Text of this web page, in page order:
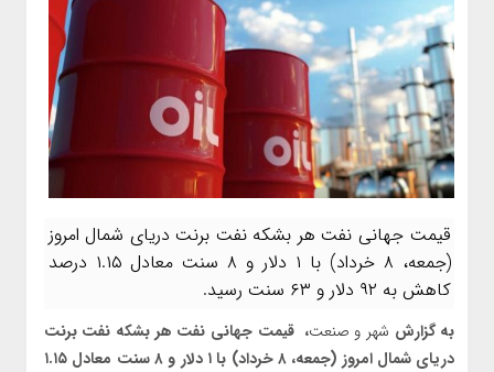
قیمت جهانی نفت هر بشکه نفت برنت دریای شمال امروز
(جمعه، ۸ خرداد) با ۱ دلار و ۸ سنت معادل ۱.۱۵ درصد
کاهش به ۹۲ دلار و ۶۳ سنت رسید.
به گزارش شهر و صنعت، قیمت جهانی نفت هر بشکه نفت برنت
دریای شمال امروز (جمعه، ۸ خرداد) با ۱ دلار و ۸ سنت معادل ۱.۱۵